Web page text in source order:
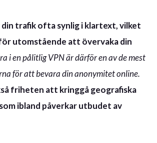
din trafik ofta synlig i klartext, vilket
utomstående att övervaka din
i en pålitlig VPN är därför en av de mest
för att bevara din anonymitet online.
friheten att kringgå geografiska
ibland påverkar utbudet av